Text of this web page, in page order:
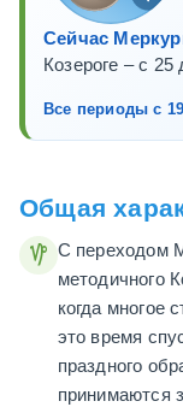
Сейчас
Козероге – с
Все периоды с
Общая
z С переходом
методичного
когда многое
это время
праздного
принимаются